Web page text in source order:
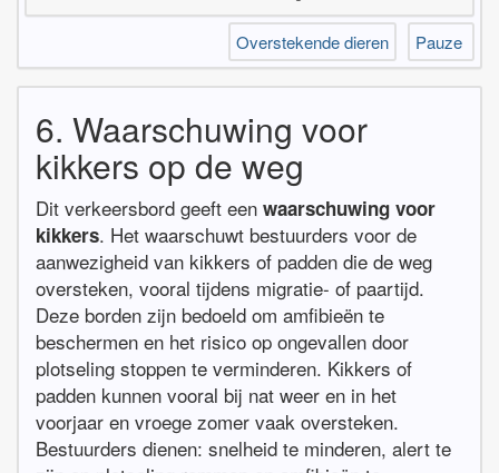
Overstekende dieren Pauze
6. Waarschuwing voor
kikkers op de weg
Dit verkeersbord geeft een waarschuwing voor
kikkers. Het waarschuwt bestuurders voor de
aanwezigheid van kikkers of padden die de weg
oversteken, vooral tijdens migratie- of paartijd.
Deze borden zijn bedoeld om amfibieën te
beschermen en het risico op ongevallen door
plotseling stoppen te verminderen. Kikkers of
padden kunnen vooral bij nat weer en in het
voorjaar en vroege zomer vaak oversteken.
Bestuurders dienen: snelheid te minderen, alert te